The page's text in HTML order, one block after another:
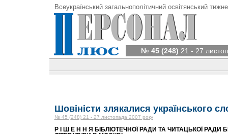
Всеукраїнський загальнополітичний освітянський
№ 45 (248) 21 - 27
Шовіністи злякалися українського
№ 45 (248) 21 - 27 листопада 2007 року
Р І Ш Е Н Н Я БІБЛІОТЕЧНОЇ РАДИ ТА ЧИТАЦЬКОЇ РАДИ